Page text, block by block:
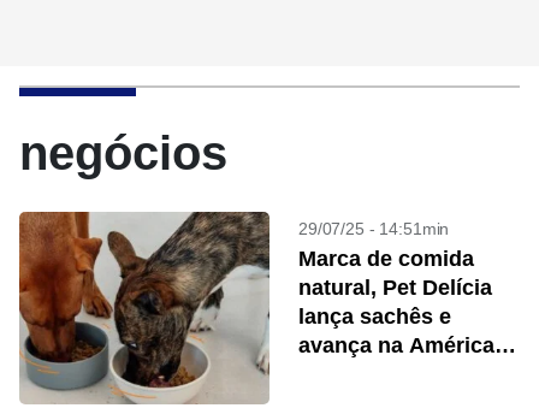
negócios
29/07/25 - 14:51min
Marca de comida
natural, Pet Delícia
lança sachês e
avança na América